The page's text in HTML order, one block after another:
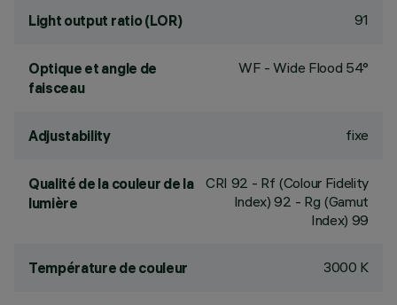
Light output ratio (LOR) 91
Optique et angle de
faisceau
WF - Wide Flood 54°
Adjustability fixe
Qualité de la couleur de la
lumière
CRI 92 - Rf (Colour Fidelity
Index) 92 - Rg (Gamut
Index) 99
Température de couleur 3000 K